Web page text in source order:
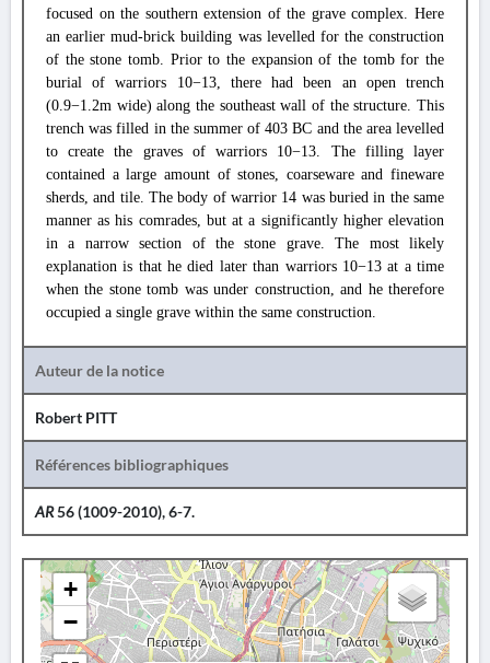
focused on the southern extension of the grave complex. Here
an earlier mud-brick building was levelled for the construction
of the stone tomb. Prior to the expansion of the tomb for the
burial of warriors 10−13, there had been an open trench
(0.9−1.2m wide) along the southeast wall of the structure. This
trench was filled in the summer of 403 BC and the area levelled
to create the graves of warriors 10−13. The filling layer
contained a large amount of stones, coarseware and fineware
sherds, and tile. The body of warrior 14 was buried in the same
manner as his comrades, but at a significantly higher elevation
in a narrow section of the stone grave. The most likely
explanation is that he died later than warriors 10−13 at a time
when the stone tomb was under construction, and he therefore
occupied a single grave within the same construction.
Auteur de la notice
Robert PITT
Références bibliographiques
AR56 (1009-2010), 6-7.
+
−